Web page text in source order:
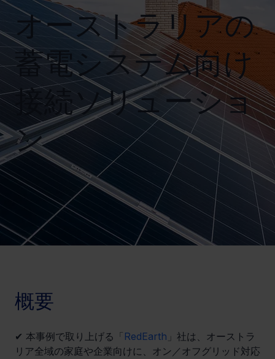
オーストラリアの
蓄電システム向け
接続ソリューショ
ン
概要
✔ 本事例で取り上げる「 RedEarth 」社は、オーストラ
リア全域の家庭や企業向けに、オン／オフグリッド対応